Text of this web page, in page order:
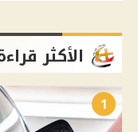
الأكثر
1